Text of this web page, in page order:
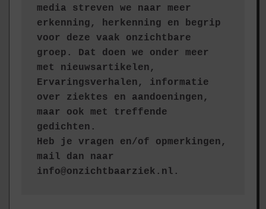
media streven we naar meer
erkenning, herkenning en begrip
voor deze vaak onzichtbare
groep. Dat doen we onder meer
met nieuwsartikelen,
Ervaringsverhalen, informatie
over ziektes en aandoeningen,
maar ook met treffende
gedichten.
Heb je vragen en/of opmerkingen,
mail dan naar
info@onzichtbaarziek.nl.